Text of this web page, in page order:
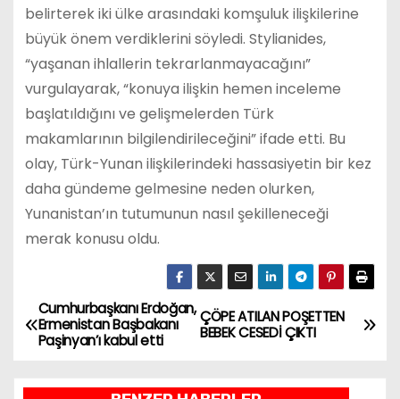
belirterek iki ülke arasındaki komşuluk ilişkilerine
büyük önem verdiklerini söyledi. Stylianides,
“yaşanan ihlallerin tekrarlanmayacağını”
vurgulayarak, “konuya ilişkin hemen inceleme
başlatıldığını ve gelişmelerden Türk
makamlarının bilgilendirileceğini” ifade etti. Bu
olay, Türk-Yunan ilişkilerindeki hassasiyetin bir kez
daha gündeme gelmesine neden olurken,
Yunanistan’ın tutumunun nasıl şekilleneceği
merak konusu oldu.
Y
a
ÇÖPE ATILAN POŞETTEN
BEBEK CESEDİ ÇIKTI
Cumhurbaşkanı Erdoğan,
Ermenistan Başbakanı
Paşinyan’ı kabul etti